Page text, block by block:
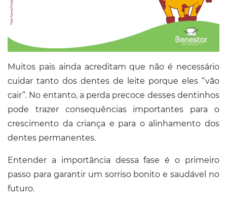
Muitos pais ainda acreditam que não é necessário
cuidar tanto dos dentes de leite porque eles “vão
cair”. No entanto, a perda precoce desses dentinhos
pode trazer consequências importantes para o
crescimento da criança e para o alinhamento dos
dentes permanentes.
Entender a importância dessa fase é o primeiro
passo para garantir um sorriso bonito e saudável no
futuro.